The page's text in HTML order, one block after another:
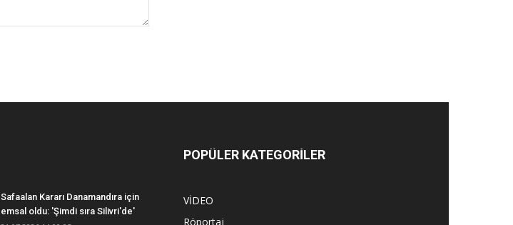
Safaalan Kararı Danamandıra için
emsal oldu: 'Şimdi sıra Silivri'de'
POPÜLER KATEGORİLER
VİDEO
Röportaj